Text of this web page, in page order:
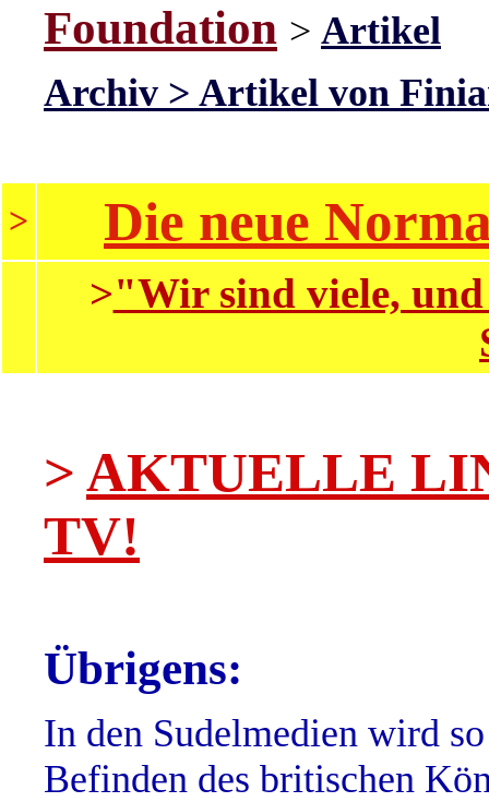
Foundation > Artikel
Archiv > Artikel von
> Die neue
>"Wir sind viele,
> AKTUELLE
TV!
Übrigens:
In den Sudelmedien wird
Befinden des britischen